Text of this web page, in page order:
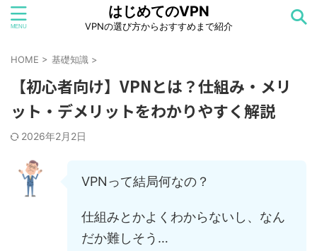
はじめてのVPN
VPNの選び方からおすすめまで紹介
HOME > 基礎知識 >
【初心者向け】VPNとは？仕組み・メリ
ット・デメリットをわかりやすく解説
2026年2月2日
VPNって結局何なの？
仕組みとかよくわからないし、なん
だか難しそう…